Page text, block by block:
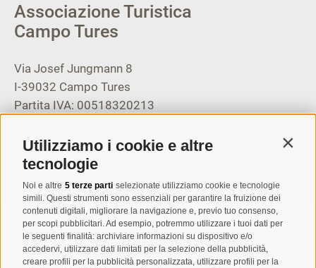
Utilizziamo i cookie e altre
tecnologie
Noi e altre 5 terze parti selezionate utilizziamo cookie e tecnologie
simili. Questi strumenti sono essenziali per garantire la fruizione dei
contenuti digitali, migliorare la navigazione e, previo tuo consenso,
per scopi pubblicitari. Ad esempio, potremmo utilizzare i tuoi dati per
le seguenti finalità: archiviare informazioni su dispositivo e/o
accedervi, utilizzare dati limitati per la selezione della pubblicità,
creare profili per la pubblicità personalizzata, utilizzare profili per la
Associazione Turistica
Campo Tures
Via Josef Jungmann 8
I-39032 Campo Tures
Partita IVA: 00518320213
T+39 0474 678076
info@taufers.com
Registrazione Newsletter